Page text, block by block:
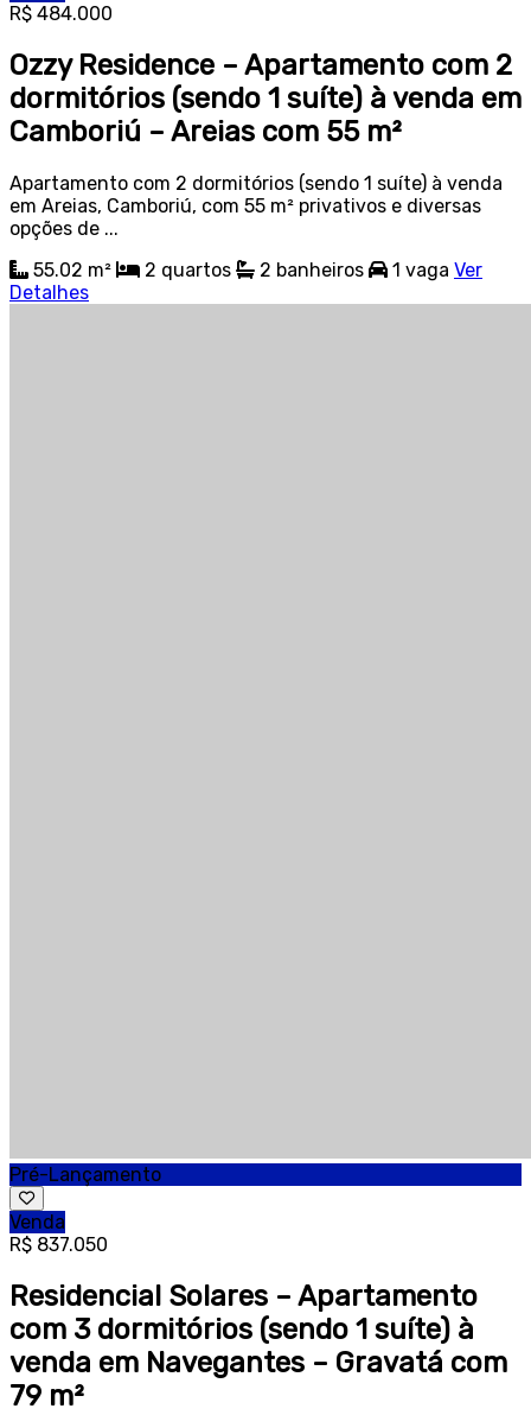
R$ 484.000
Ozzy Residence – Apartamento com 2
dormitórios (sendo 1 suíte) à venda em
Camboriú – Areias com 55 m²
Apartamento com 2 dormitórios (sendo 1 suíte) à venda
em Areias, Camboriú, com 55 m² privativos e diversas
opções de ...
55.02 m²
2 quartos 2 banheiros 1 vaga Ver
Detalhes
Pré-Lançamento
Venda
R$ 837.050
Residencial Solares – Apartamento
com 3 dormitórios (sendo 1 suíte) à
venda em Navegantes – Gravatá com
79 m²